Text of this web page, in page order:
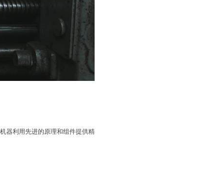
器利用先进的原理和组件提供精